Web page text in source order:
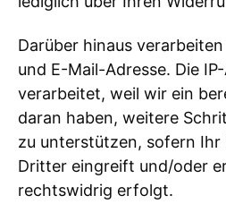
Darüber hinaus
und E-Mail-Adresse. Die
verarbeitet, weil wir ein
daran haben, weitere
zu unterstützen, sofern Ihr
Dritter eingreift und/oder
rechtswidrig erfolgt.